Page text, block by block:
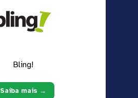
Bling!
Saiba mais →